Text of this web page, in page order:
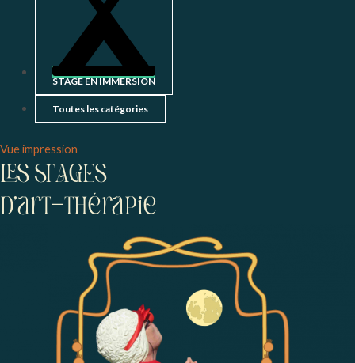
STAGE EN IMMERSION
Toutes les catégories
Vueimpression
LES STAGES
d'art-thérapie